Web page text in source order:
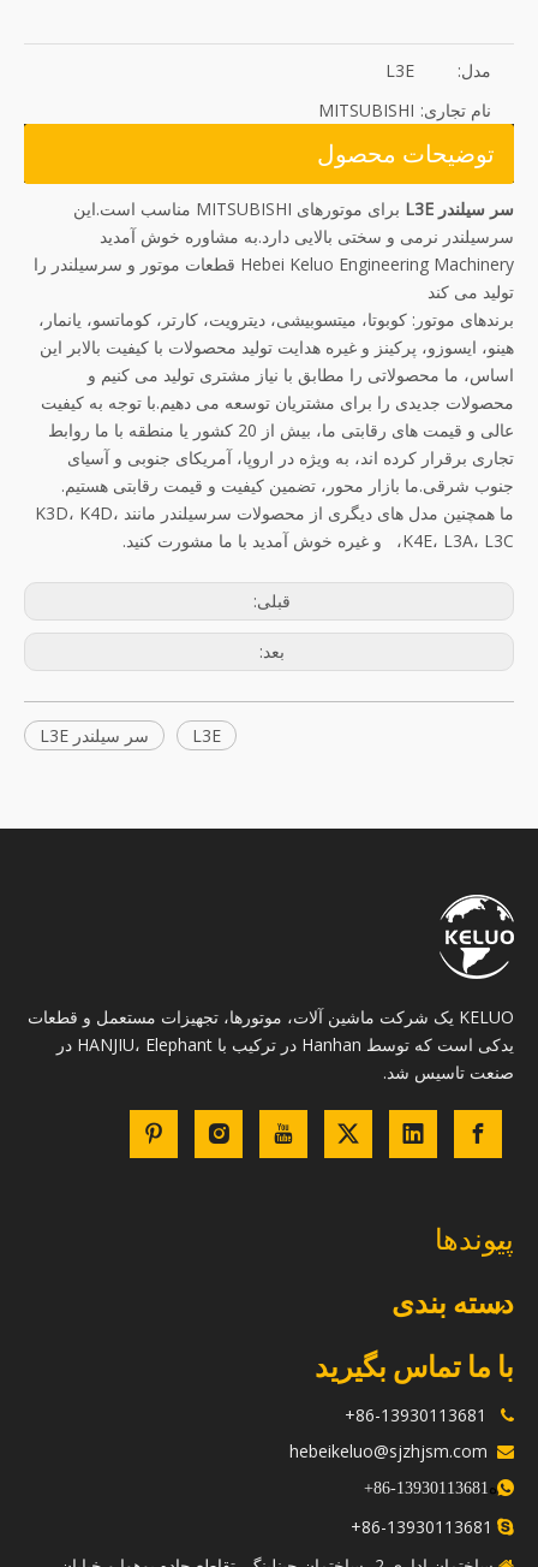
مدل:
L3E
نام تجاری: MITSUBISHI
توضیحات محصول
سر سیلندر L3E
برای موتورهای MITSUBISHI مناسب است.این
سرسیلندر نرمی و سختی بالایی دارد.به مشاوره خوش آمدید
Hebei Keluo Engineering Machinery قطعات موتور و سرسیلندر را
تولید می کند
برندهای موتور: کوبوتا، میتسوبیشی، دیترویت، کارتر، کوماتسو، یانمار،
هینو، ایسوزو، پرکینز و غیره هدایت تولید محصولات با کیفیت بالابر این
اساس، ما محصولاتی را مطابق با نیاز مشتری تولید می کنیم و
محصولات جدیدی را برای مشتریان توسعه می دهیم.با توجه به کیفیت
عالی و قیمت های رقابتی ما، بیش از 20 کشور یا منطقه با ما روابط
تجاری برقرار کرده اند، به ویژه در اروپا، آمریکای جنوبی و آسیای
جنوب شرقی.ما بازار محور، تضمین کیفیت و قیمت رقابتی هستیم.
ما همچنین مدل های دیگری از محصولات سرسیلندر مانند K3D، K4D،
K4E، L3A، L3C، و غیره خوش آمدید با ما مشورت کنید.
قبلی:
بعد:
سر سیلندر L3E L3E
KELUO یک شرکت ماشین آلات، موتورها، تجهیزات مستعمل و قطعات
یدکی است که توسط Hanhan در ترکیب با HANJIU، Elephant در
صنعت تاسیس شد.
پیوندها
دسته بندی
با ما تماس بگیرید


hebeikeluo@sjzhjsm.com
ه 13930113681-86
+
